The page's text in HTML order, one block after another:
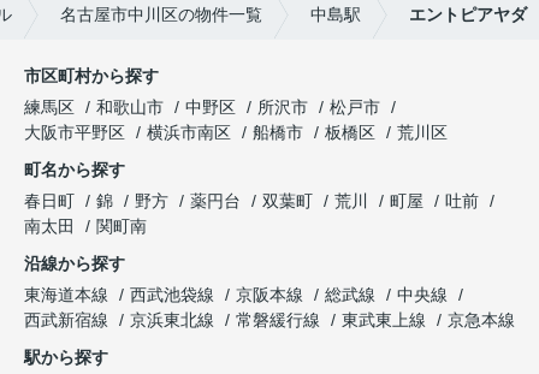
名古屋市中川区の物件一覧 中島駅 エントピアヤダ
市区町村から探す
練馬区
和歌山市 中野区 所沢市
松戸市
大阪市平野区
横浜市南区 船橋市 板橋区
荒川区
町名から探す
春日町
錦 野方 薬円台 双葉町 荒川 町屋
吐前
南太田
関町南
沿線から探す
東海道本線
西武池袋線 京阪本線 総武線
中央線
西武新宿線
京浜東北線 常磐緩行線 東武東上線
京急本線
駅から探す